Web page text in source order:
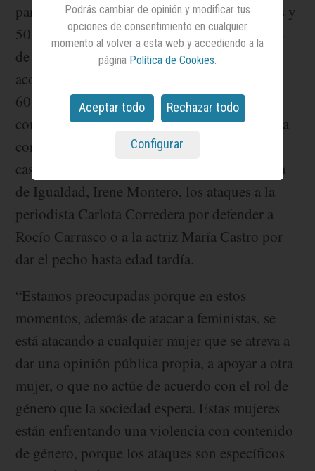
paritaria de 1.000 personas (50% de hombres y
50% de mujeres), entre 18 y 65 años. El 49%
de los entrevistados tiene noticia de casos de
acoso o amenazas a mujeres feministas y el
60% señala el creciente ambiente polarizado
como responsable del aumento de la violencia
contra estas activistas. Los encuestados citan
casos concretos como las críticas a la ministra
de Igualdad, Irene Montero, los ataques a la
periodista Carlota Corredera por defender a
Rocío Carrasco o a la actriz María Castro por
dar el pecho hasta edad tardía.
“Estamos preocupadas porque en estos
momentos, además de atacar a feministas, se
está atacando a cualquier mujer que se atreva a
dar una opinión pública propia, a apoyar a otra
mujer, o que no actúe de acuerdo con el rol de
género que la sociedad espera. Estas mujeres
están enfrentando una violencia con contenido
de género, porque los ataques son específicos
Podrás cambiar de opinión y modificar tus
opciones de consentimiento en cualquier
momento al volver a esta web y accediendo a la
página Política de Cookies
Aceptar todo Rechazar todo
Configurar